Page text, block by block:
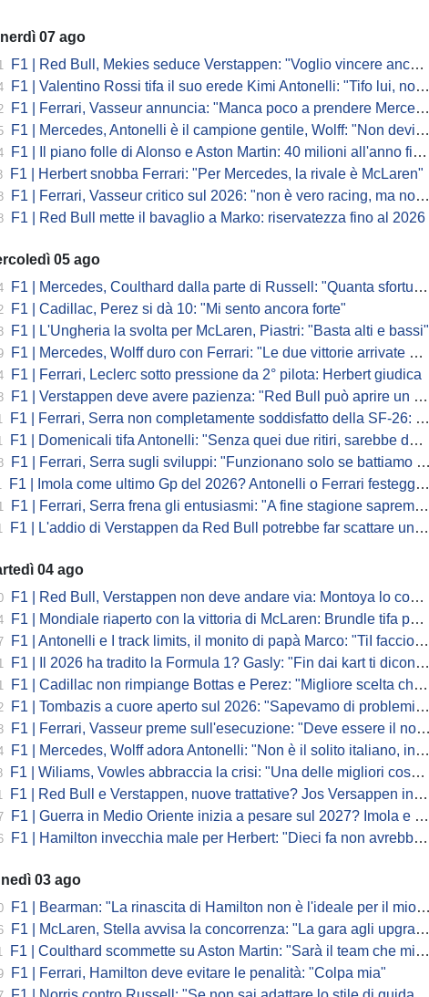
07 ago
F1 | Red Bull, Mekies seduce Verstappen: "Voglio vincere anch'io"
F1 | Valentino Rossi tifa il suo erede Kimi Antonelli: "Tifo lui, non Ferrari"
F1 | Ferrari, Vasseur annuncia: "Manca poco a prendere Mercedes, ma non basterà l'ADUO"
F1 | Mercedes, Antonelli è il campione gentile, Wolff: "Non devi essere stronzo per vincere"
F1 | Il piano folle di Alonso e Aston Martin: 40 milioni all'anno fino ai 47 anni di Nando
F1 | Herbert snobba Ferrari: "Per Mercedes, la rivale è McLaren"
F1 | Ferrari, Vasseur critico sul 2026: "non è vero racing, ma non è artificiale"
F1 | Red Bull mette il bavaglio a Marko: riservatezza fino al 2026
05 ago
F1 | Mercedes, Coulthard dalla parte di Russell: "Quanta sfortuna può avere un pilota?"
F1 | Cadillac, Perez si dà 10: "Mi sento ancora forte"
F1 | L'Ungheria la svolta per McLaren, Piastri: "Basta alti e bassi"
F1 | Mercedes, Wolff duro con Ferrari: "Le due vittorie arrivate per colpa nostra
F1 | Ferrari, Leclerc sotto pressione da 2° pilota: Herbert giudica
F1 | Verstappen deve avere pazienza: "Red Bull può aprire un nuovo corso"
F1 | Ferrari, Serra non completamente soddisfatto della SF-26: "Non è solo la mia macchina"
F1 | Domenicali tifa Antonelli: "Senza quei due ritiri, sarebbe davanti di tanto"
F1 | Ferrari, Serra sugli sviluppi: "Funzionano solo se battiamo gli altri"
F1 | Imola come ultimo Gp del 2026? Antonelli o Ferrari festeggiano il titolo in casa...
F1 | Ferrari, Serra frena gli entusiasmi: "A fine stagione sapremo se SF-26 è forte"
F1 | L'addio di Verstappen da Red Bull potrebbe far scattare un domino: ne parla Fittipaldi
04 ago
F1 | Red Bull, Verstappen non deve andare via: Montoya lo convince
F1 | Mondiale riaperto con la vittoria di McLaren: Brundle tifa papaya
F1 | Antonelli e I track limits, il monito di papà Marco: "TiI faccio fare la fine della gallina"
F1 | Il 2026 ha tradito la Formula 1? Gasly: "Fin dai kart ti dicono di non alzare il piede dal gas"
F1 | Cadillac non rimpiange Bottas e Perez: "Migliore scelta che potessimo fare"
F1 | Tombazis a cuore aperto sul 2026: "Sapevamo di problemi, ma serviva un accordo"
F1 | Ferrari, Vasseur preme sull'esecuzione: "Deve essere il nostro punto di forza"
F1 | Mercedes, Wolff adora Antonelli: "Non è il solito italiano, in bolla quando guida"
F1 | Wiliams, Vowles abbraccia la crisi: "Una delle migliori cose che potevano capitare"
F1 | Red Bull e Verstappen, nuove trattative? Jos Versappen insorge contro i giornalisti
F1 | Guerra in Medio Oriente inizia a pesare sul 2027? Imola e Barcellona osservano
F1 | Hamilton invecchia male per Herbert: "Dieci fa non avrebbe preso queste penalità"
03 ago
F1 | Bearman: "La rinascita di Hamilton non è l'ideale per il mio futuro in Ferrari"
F1 | McLaren, Stella avvisa la concorrenza: "La gara agli upgrade è appena iniziata"
F1 | Coulthard scommette su Aston Martin: "Sarà il team che migliorerà di più"
F1 | Ferrari, Hamilton deve evitare le penalità: "Colpa mia"